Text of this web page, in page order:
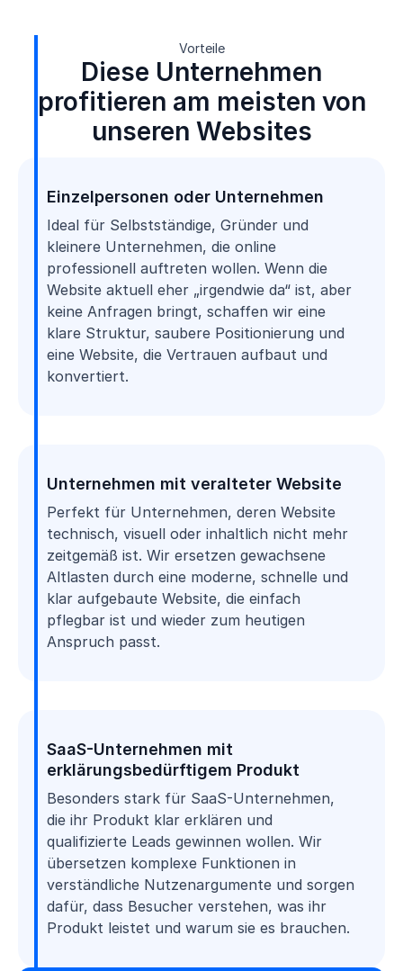
Vorteile
Diese Unternehmen
profitieren am meisten von
unseren Websites
Einzelpersonen oder Unternehmen
Ideal für Selbstständige, Gründer und
kleinere Unternehmen, die online
professionell auftreten wollen. Wenn die
Website aktuell eher „irgendwie da“ ist, aber
keine Anfragen bringt, schaffen wir eine
klare Struktur, saubere Positionierung und
eine Website, die Vertrauen aufbaut und
konvertiert.
Unternehmen mit veralteter Website
Perfekt für Unternehmen, deren Website
technisch, visuell oder inhaltlich nicht mehr
zeitgemäß ist. Wir ersetzen gewachsene
Altlasten durch eine moderne, schnelle und
klar aufgebaute Website, die einfach
pflegbar ist und wieder zum heutigen
Anspruch passt.
SaaS-Unternehmen mit
erklärungsbedürftigem Produkt
Besonders stark für SaaS-Unternehmen,
die ihr Produkt klar erklären und
qualifizierte Leads gewinnen wollen. Wir
übersetzen komplexe Funktionen in
verständliche Nutzenargumente und sorgen
dafür, dass Besucher verstehen, was ihr
Produkt leistet und warum sie es brauchen.